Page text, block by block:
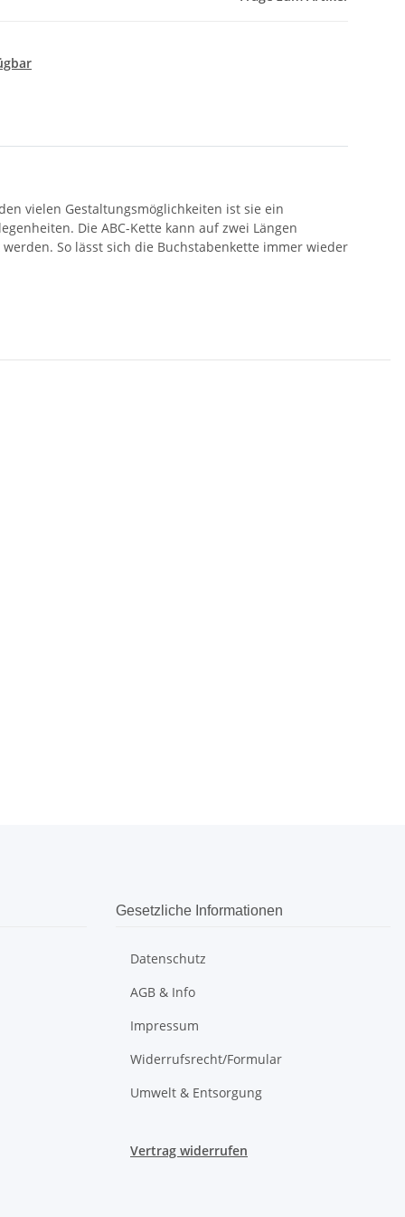
vielen Gestaltungsmöglichkeiten ist sie ein
Die ABC-Kette kann auf zwei Längen
So lässt sich die Buchstabenkette immer wieder
Gesetzliche Informationen
Datenschutz
AGB & Info
Impressum
Widerrufsrecht/Formular
Umwelt & Entsorgung
Vertrag widerrufen